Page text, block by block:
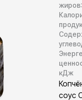
кДж
соус